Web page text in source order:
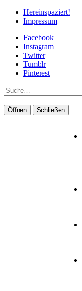
Hereinspaziert!
Impressum
Facebook
Instagram
Twitter
Tumblr
Pinterest
Suche
Öffnen Schließen